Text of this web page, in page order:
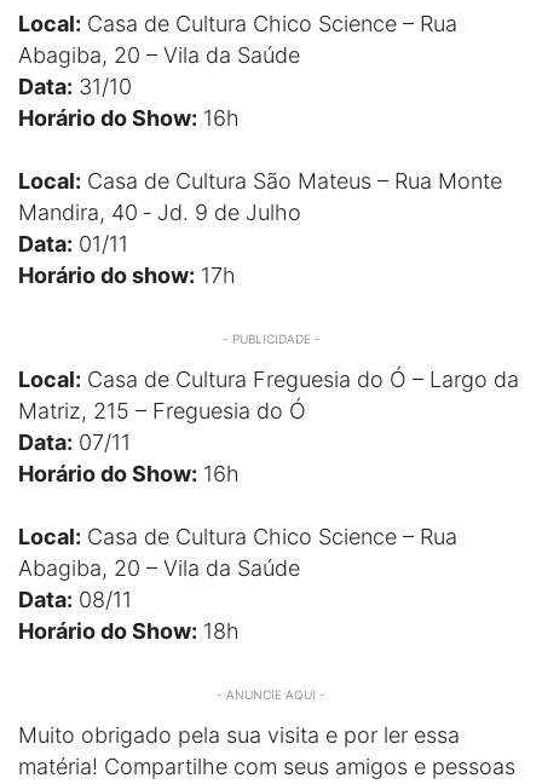
Local: Casa de Cultura Chico Science – Rua
Abagiba, 20 – Vila da Saúde
Data: 31/10
Horário do Show: 16h
Local: Casa de Cultura São Mateus – Rua Monte
Mandira, 40 ‐ Jd. 9 de Julho
Data: 01/11
Horário do show: 17h
- PUBLICIDADE -
Local: Casa de Cultura Freguesia do Ó – Largo da
Matriz, 215 – Freguesia do Ó
Data: 07/11
Horário do Show: 16h
Local: Casa de Cultura Chico Science – Rua
Abagiba, 20 – Vila da Saúde
Data: 08/11
Horário do Show: 18h
- ANUNCIE AQUI -
Muito obrigado pela sua visita e por ler essa
matéria! Compartilhe com seus amigos e pessoas